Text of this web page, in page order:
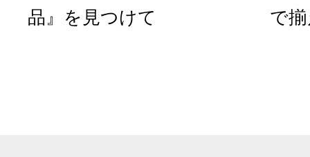
品』を見つけて
で